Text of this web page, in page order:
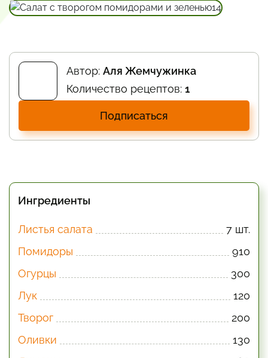
Автор: Аля Жемчужинка
Количество рецептов: 1
Подписаться
Ингредиенты
Листья салата
7 шт.
Помидоры
910
Огурцы
300
Лук
120
Творог
200
Оливки
130